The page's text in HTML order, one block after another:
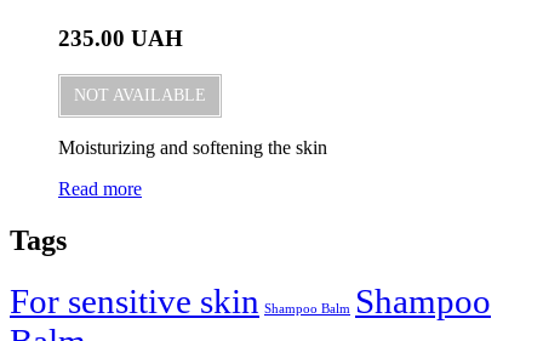
235.00 UAH
NOT AVAILABLE
Moisturizing and softening the skin
Read more
Tags
For sensitive skin Shampoo Balm
Shampoo